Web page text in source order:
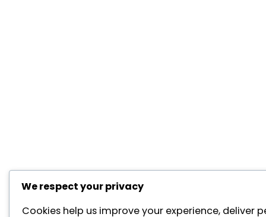
We respect your privacy
Cookies help us improve your experience, deliver